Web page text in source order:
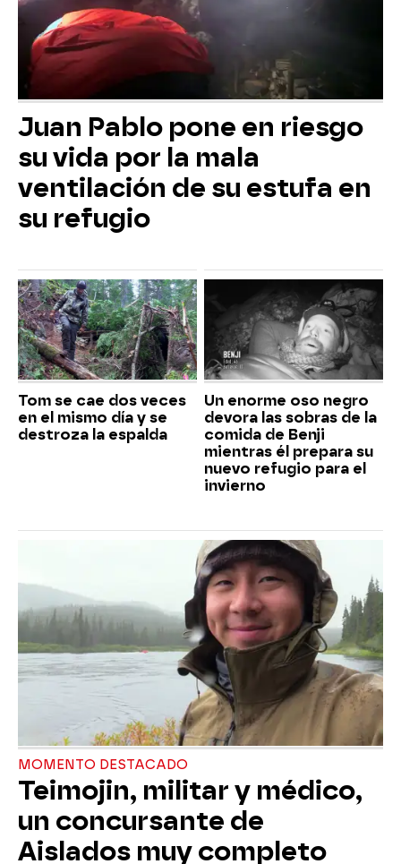
Juan Pablo pone en riesgo
su vida por la mala
ventilación de su estufa en
su refugio
Tom se cae dos veces
en el mismo día y se
destroza la espalda
Un enorme oso negro
devora las sobras de la
comida de Benji
mientras él prepara su
nuevo refugio para el
invierno
MOMENTO DESTACADO
Teimojin, militar y médico,
un concursante de
Aislados muy completo